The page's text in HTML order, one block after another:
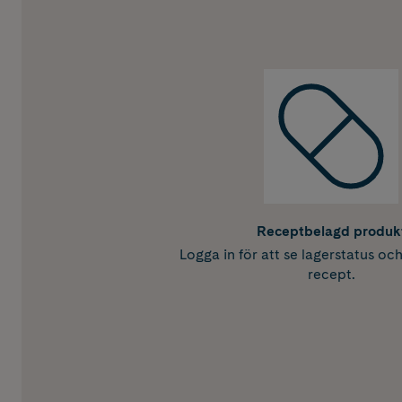
Receptbelagd
Logga in för att se lagerstatus
recept.